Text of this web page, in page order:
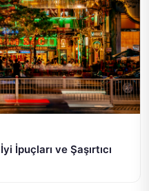
İpuçları ve Şaşırtıcı